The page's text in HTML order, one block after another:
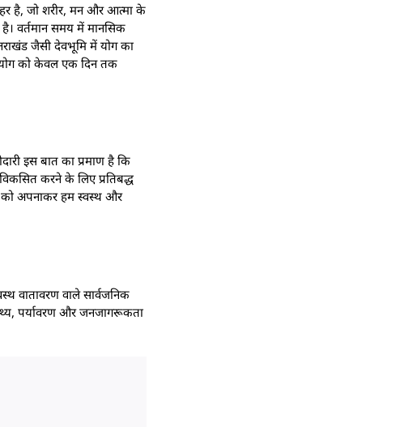
है, जो शरीर, मन और आत्मा के
है। वर्तमान समय में मानसिक
जैसी देवभूमि में योग का
योग को केवल एक दिन तक
इस बात का प्रमाण है कि
करने के लिए प्रतिबद्ध
को अपनाकर हम स्वस्थ और
वातावरण वाले सार्वजनिक
पर्यावरण और जनजागरूकता